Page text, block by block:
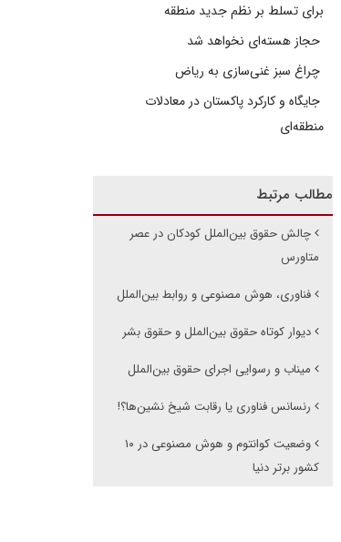
برای تسلط بر نظم جدید منطقه
حجاز هسته‌ای نخواهد شد
چراغ سبز غنی‌سازی به ریاض
جایگاه و کارکرد پاکستان در معادلات
منطقه‌ای
مطالب مرتبط
چالش حقوق بین‌الملل کودکان در عصر
متاورس
فناوری، هوش مصنوعی و روابط بین‌الملل
دیوار کوتاه حقوق بین‌الملل و حقوق بشر
میناب و رسوایی اجرای حقوق بین‌الملل
رنسانس فناوری یا رقابت شیخ نشین‌ها؟!
وضعیت کوانتوم و هوش مصنوعی در ۱۰
کشور برتر دنیا